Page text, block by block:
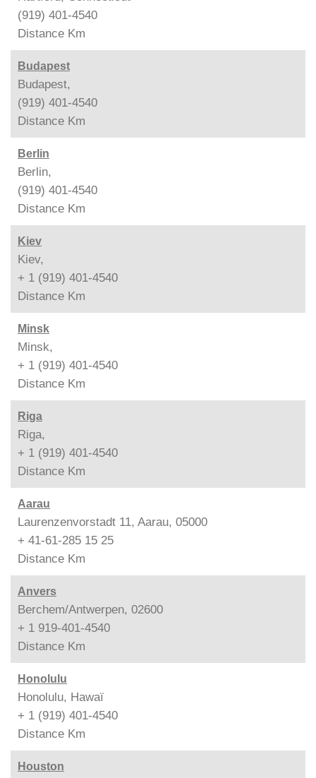
(919) 401-4540
Distance Km
Budapest
Budapest,
(919) 401-4540
Distance Km
Berlin
Berlin,
(919) 401-4540
Distance Km
Kiev
Kiev,
+ 1 (919) 401-4540
Distance Km
Minsk
Minsk,
+ 1 (919) 401-4540
Distance Km
Riga
Riga,
+ 1 (919) 401-4540
Distance Km
Aarau
Laurenzenvorstadt 11, Aarau, 05000
+ 41-61-285 15 25
Distance Km
Anvers
Berchem/Antwerpen, 02600
+ 1 919-401-4540
Distance Km
Honolulu
Honolulu, Hawaï
+ 1 (919) 401-4540
Distance Km
Houston